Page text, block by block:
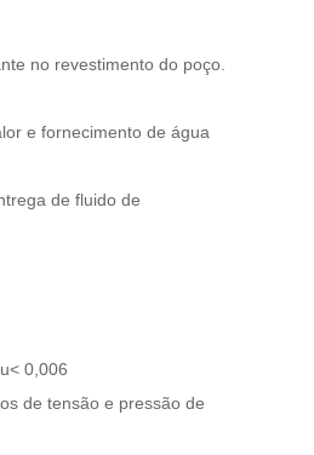
no revestimento do poço.
e fornecimento de água
de fluido de
< 0,006
de tensão e pressão de